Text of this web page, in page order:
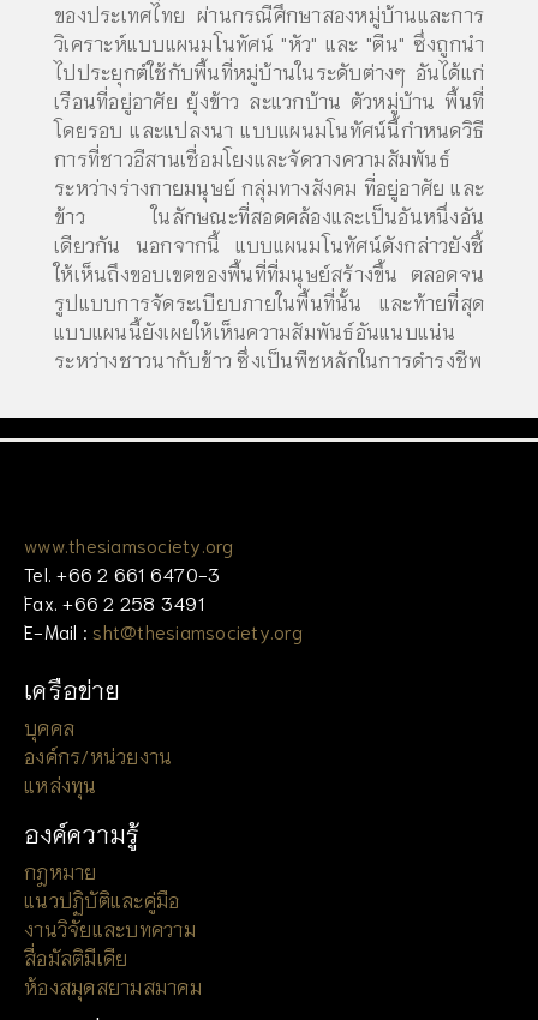
ของประเทศไทย ผ่านกรณีศึกษาสองหมู่บ้านและการ
วิเคราะห์แบบแผนมโนทัศน์ "หัว" และ "ตีน" ซึ่งถูกนำ
ไปประยุกต์ใช้กับพื้นที่หมู่บ้านในระดับต่างๆ อันได้แก่
เรือนที่อยู่อาศัย ยุ้งข้าว ละแวกบ้าน ตัวหมู่บ้าน พื้นที่
โดยรอบ และแปลงนา แบบแผนมโนทัศน์นี้กำหนดวิธี
การที่ชาวอีสานเชื่อมโยงและจัดวางความสัมพันธ์
ระหว่างร่างกายมนุษย์ กลุ่มทางสังคม ที่อยู่อาศัย และ
ข้าว ในลักษณะที่สอดคล้องและเป็นอันหนึ่งอัน
เดียวกัน นอกจากนี้ แบบแผนมโนทัศน์ดังกล่าวยังชี้
ให้เห็นถึงขอบเขตของพื้นที่ที่มนุษย์สร้างขึ้น ตลอดจน
รูปแบบการจัดระเบียบภายในพื้นที่นั้น และท้ายที่สุด
แบบแผนนี้ยังเผยให้เห็นความสัมพันธ์อันแนบแน่น
ระหว่างชาวนากับข้าว ซึ่งเป็นพืชหลักในการดำรงชีพ
www.thesiamsociety.org
Tel. +66 2 661 6470-3
Fax. +66 2 258 3491
E-Mail : sht@thesiamsociety.org
เครือข่าย
บุคคล
องค์กร/หน่วยงาน
แหล่งทุน
องค์ความรู้
กฎหมาย
แนวปฏิบัติและคู่มือ
งานวิจัยและบทความ
สื่อมัลติมีเดีย
ห้องสมุดสยามสมาคม